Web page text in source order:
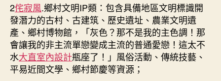
2侘寂風.鄉村文明IP類：包含具備地區文明標識開
發潛力的古村、古建筑、歷史遺址、農業文明遺
產、鄉村博物館，「灰色？那不是我的主色調！那
會讓我的非主流單戀變成主流的普通愛戀！這太不
水大直室內設計瓶座了！」風俗活動、傳統技藝、
平易近間文學、鄉村節慶等資源；